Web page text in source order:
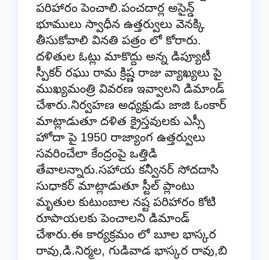
పరిహారం పెంచాలి.పంచదార్ల అసైన్డ్
భూములు స్వాధీన ఉత్తర్వులు వెనక్కి
తీసుకోవాలి వినతి పత్రం లో కోరారు.
దళితుల ఓట్లు మాకొద్దు అన్న డిప్యూటీ
స్పీకర్ రఘు రామ క్రిష్ణ రాజు వ్యాఖ్యలు పై
ముఖ్యమంత్రి వివరణ ఇవ్వాలని డిమాండ్
చేశారు.నిర్వహణ అధ్యక్షుడు జాజి ఓంకార్
మాట్లాడుతూ దళిత క్రైస్తవులకు ఎస్సీ
హోదా పై 1950 రాజ్యాంగ ఉత్తర్వులు
సవరించేలా కేంద్రంపై ఒత్తిడి
తేవాలన్నారు.సహాయ కన్వీనర్ సోదదాసి
సుధాకర్ మాట్లాడుతూ స్టీల్ ప్లాంటు
మృతుల కుటుంబాల నష్ట పరిహారం కోటి
రూపాయలకు పెంచాలని డిమాండ్
చేశారు.ఈ కార్యక్రమం లో బూల భాస్కర
రావు,డి.నిర్మల, గుడివాడ భాస్కర రావు,బి